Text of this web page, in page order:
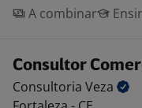
A combinar
Consultor
Consultoria Veza